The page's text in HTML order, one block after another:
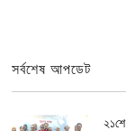
সর্বশেষ আপডেট